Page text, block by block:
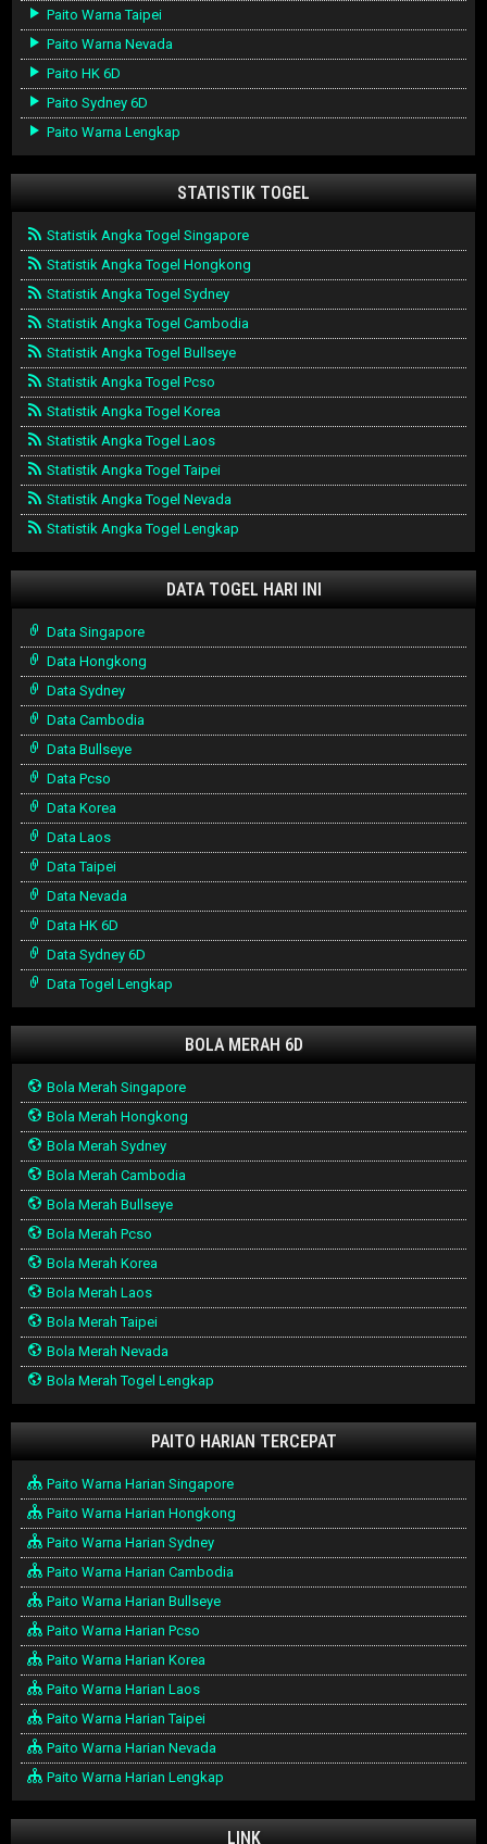
Paito Warna Taipei
Paito Warna Nevada
Paito HK 6D
Paito Sydney 6D
Paito Warna Lengkap
STATISTIK TOGEL
Statistik Angka Togel Singapore
Statistik Angka Togel Hongkong
Statistik Angka Togel Sydney
Statistik Angka Togel Cambodia
Statistik Angka Togel Bullseye
Statistik Angka Togel Pcso
Statistik Angka Togel Korea
Statistik Angka Togel Laos
Statistik Angka Togel Taipei
Statistik Angka Togel Nevada
Statistik Angka Togel Lengkap
DATA TOGEL HARI INI
Data Singapore
Data Hongkong
Data Sydney
Data Cambodia
Data Bullseye
Data Pcso
Data Korea
Data Laos
Data Taipei
Data Nevada
Data HK 6D
Data Sydney 6D
Data Togel Lengkap
BOLA MERAH 6D
Bola Merah Singapore
Bola Merah Hongkong
Bola Merah Sydney
Bola Merah Cambodia
Bola Merah Bullseye
Bola Merah Pcso
Bola Merah Korea
Bola Merah Laos
Bola Merah Taipei
Bola Merah Nevada
Bola Merah Togel Lengkap
PAITO HARIAN TERCEPAT
Paito Warna Harian Singapore
Paito Warna Harian Hongkong
Paito Warna Harian Sydney
Paito Warna Harian Cambodia
Paito Warna Harian Bullseye
Paito Warna Harian Pcso
Paito Warna Harian Korea
Paito Warna Harian Laos
Paito Warna Harian Taipei
Paito Warna Harian Nevada
Paito Warna Harian Lengkap
LINK